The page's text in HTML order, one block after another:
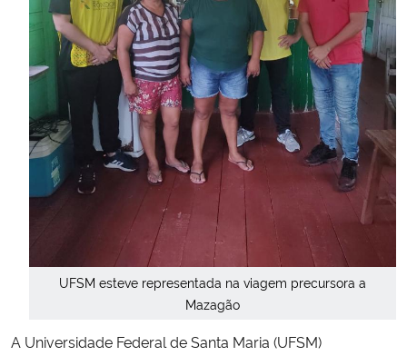
Ministério da Mulher, da Família e dos Direitos Humanos
Secretaria-Geral
Secretaria de Governo
Gabinete de Segurança Institucional
Advocacia-Geral da União
UFSM esteve representada na viagem precursora a
Mazagão
A Universidade Federal de Santa Maria (UFSM)